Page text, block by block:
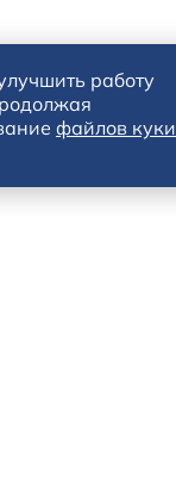
работу
файлов куки